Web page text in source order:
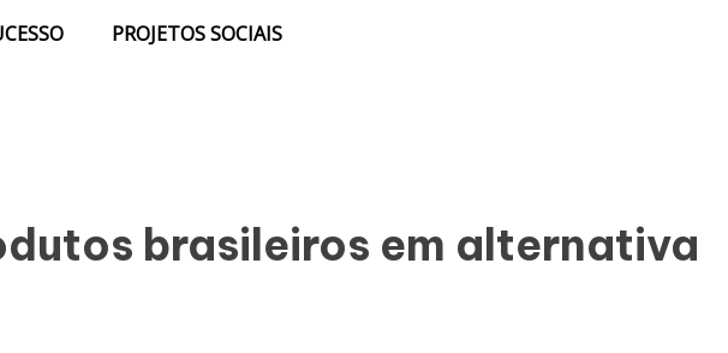
PROJETOS SOCIAIS
brasileiros em alternativa